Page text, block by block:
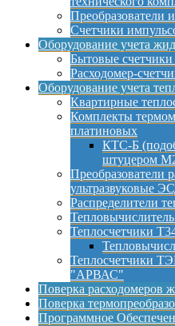
Преобразователи
Счетчики
Оборудование учета
Бытовые
Расходомер-
Оборудование учета
Квартирные
Комплекты
платиновых
КТС-Б
штуцером
Преобразователи
ультразвуковые
Распределители
Теплосчетчики
Теплосчетчики
"АРВАС"
Поверка расходомеров
Поверка
Программное